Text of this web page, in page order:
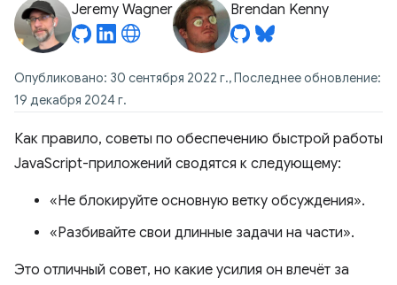
Jeremy Wagner Brendan Kenny
Опубликовано: 30 сентября 2022 г., Последнее обновление:
19 декабря 2024 г.
Как правило, советы по обеспечению быстрой работы
JavaScript-приложений сводятся к следующему:
«Не блокируйте основную ветку обсуждения».
«Разбивайте свои длинные задачи на части».
Это отличный совет, но какие усилия он влечёт за